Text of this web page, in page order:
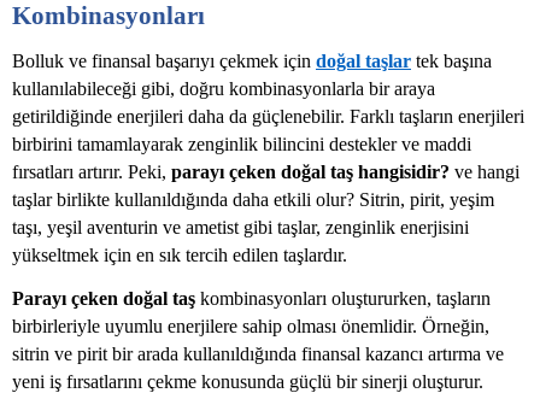
Kombinasyonları
Bolluk ve finansal başarıyı çekmek için doğal taşlar tek başına
kullanılabileceği gibi, doğru kombinasyonlarla bir araya
getirildiğinde enerjileri daha da güçlenebilir. Farklı taşların enerjileri
birbirini tamamlayarak zenginlik bilincini destekler ve maddi
fırsatları artırır. Peki, parayı çeken doğal taş hangisidir? ve hangi
taşlar birlikte kullanıldığında daha etkili olur? Sitrin, pirit, yeşim
taşı, yeşil aventurin ve ametist gibi taşlar, zenginlik enerjisini
yükseltmek için en sık tercih edilen taşlardır.
Parayı çeken doğal taş kombinasyonları oluştururken, taşların
birbirleriyle uyumlu enerjilere sahip olması önemlidir. Örneğin,
sitrin ve pirit bir arada kullanıldığında finansal kazancı artırma ve
yeni iş fırsatlarını çekme konusunda güçlü bir sinerji oluşturur.